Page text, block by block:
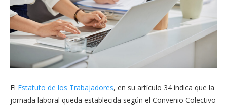
El Estatuto de los Trabajadores, en su artículo 34 indica que la
jornada laboral queda establecida según el Convenio Colectivo